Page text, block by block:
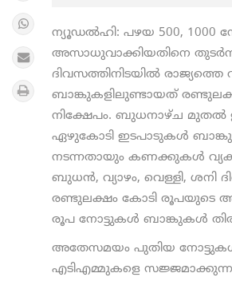
ന്യൂഡൽഹി: പഴയ 500, 1000
അസാധുവാക്കിയതിനെ
ദിവസത്തിനിടയിൽ രാജ്യത്തെ
ബാങ്കുകളിലുണ്ടായത്
നിക്ഷേപം. ബുധനാഴ്ച മുതല്‍
ഏഴുകോടി ഇടപാടുകൾ
നടന്നതായും കണക്കുകൾ
ബുധന്‍, വ്യാഴം, വെള്ളി, ശനി
രണ്ടുലക്ഷം കോടി രൂപയുടെ
രൂപ നോട്ടുകള്‍ ബാങ്കുകൾ
അതേസമയം പുതിയ
എടിഎമ്മുകളെ സജ്ജമാക്കുന്ന